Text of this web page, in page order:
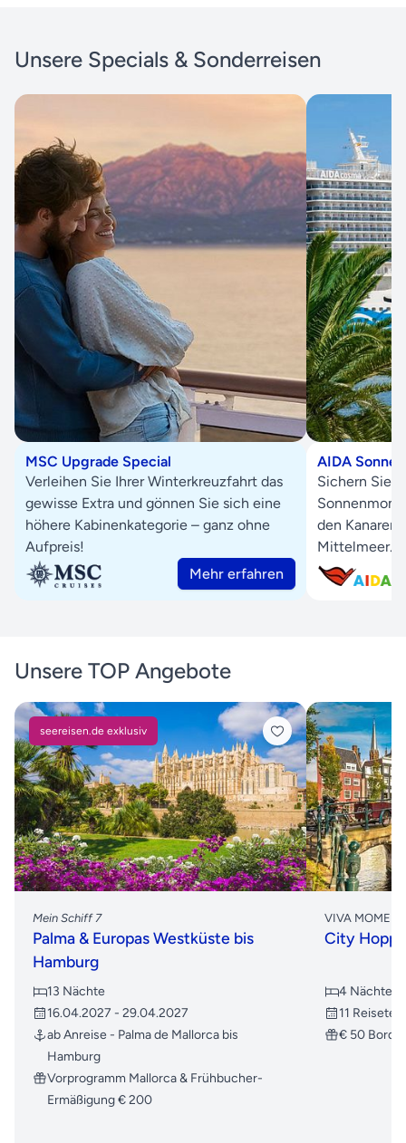
Unsere Specials & Sonderreisen
MSC Upgrade Special
Verleihen Sie Ihrer Winterkreuzfahrt das
gewisse Extra und gönnen Sie sich eine
höhere Kabinenkategorie – ganz ohne
Aufpreis!
Mehr erfahren
AIDA Sonne
Sichern Sie
den Kanaren
Mittelmeer.
Unsere TOP Angebote
seereisen.de exklusiv
Mein Schiff 7
Palma & Europas Westküste bis
Hamburg
13 Nächte
16.04.2027 - 29.04.2027
ab Anreise - Palma de Mallorca bis
Hamburg
Vorprogramm Mallorca & Frühbucher-
Ermäßigung € 200
VIVA
City
4 Nächte
11
€ 50